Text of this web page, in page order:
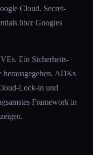
Cloud. Secret-
über Googles
Ein Sicherheits-
herausgegeben. ADKs
Lock-in und
Framework in